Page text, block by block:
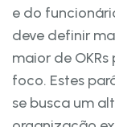
e do
deve definir
maior de
foco. Estes
se busca um